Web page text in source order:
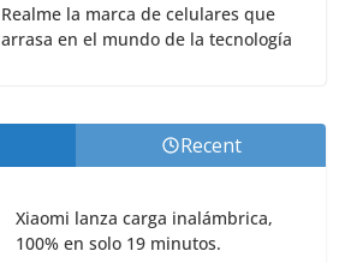
Realme la marca de celulares que
arrasa en el mundo de la tecnología
Recent
Xiaomi lanza carga inalámbrica,
100% en solo 19 minutos.